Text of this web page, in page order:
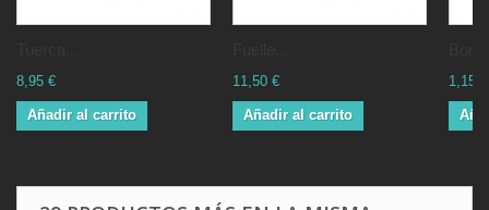
8,95 €
Añadir al carrito
11,50 €
Añadir al carrito
1,15 €